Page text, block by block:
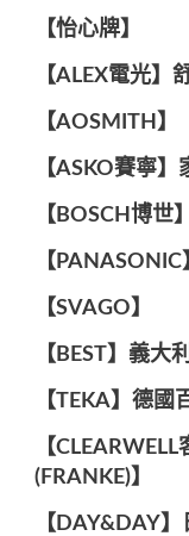
️【怡心牌】️
【ALEX電光】
【AOSMITH】
【ASKO賽寧】
【BOSCH博世】
【PANASONIC
️【SVAGO】️
【BEST】️義大
【TEKA】️德國
【CLEARWELL
(FRANKE)】️
【DAY&DAY